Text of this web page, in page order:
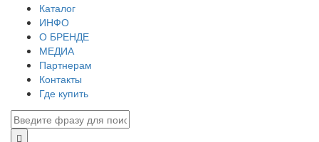
Каталог
ИНФО
О БРЕНДЕ
МЕДИА
Партнерам
Контакты
Где купить